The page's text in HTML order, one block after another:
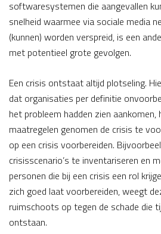
softwaresystemen die aangevallen
snelheid waarmee via sociale media
(kunnen) worden verspreid, is een
met potentieel grote gevolgen.
Een crisis ontstaat altijd plotseling.
dat organisaties per definitie
het probleem hadden zien aankomen,
maatregelen genomen de crisis te
op een crisis voorbereiden.
crisisscenario’s te inventariseren en
personen die bij een crisis een rol
zich goed laat voorbereiden, weegt
ruimschoots op tegen de schade die
ontstaan.